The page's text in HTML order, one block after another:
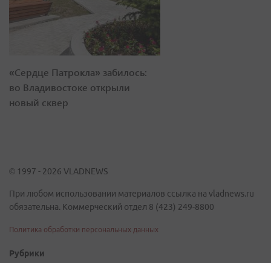
«Сердце Патрокла» забилось:
во Владивостоке открыли
новый сквер
© 1997 - 2026 VLADNEWS
При любом использовании материалов ссылка на vladnews.ru
обязательна. Коммерческий отдел 8 (423) 249-8800
Политика обработки персональных данных
Рубрики